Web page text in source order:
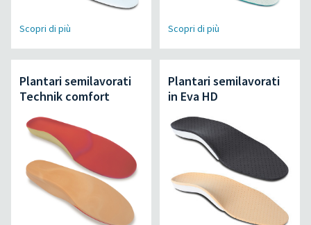
Scopri di più Scopri di più
Plantari semilavorati
Technik comfort
Plantari semilavorati
in Eva HD